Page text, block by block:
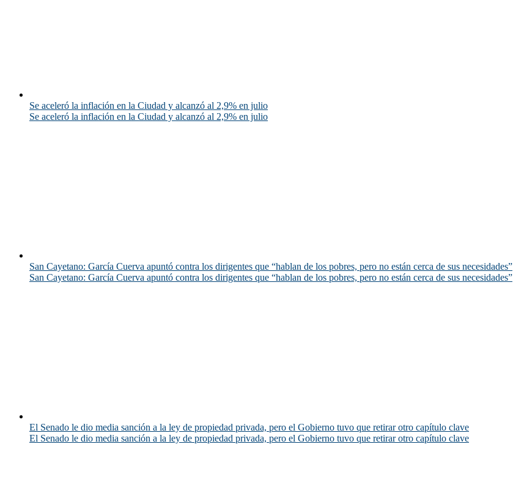
Se aceleró la inflación en la Ciudad y alcanzó al 2,9% en julio
Se aceleró la inflación en la Ciudad y alcanzó al 2,9% en julio
San Cayetano: García Cuerva apuntó contra los dirigentes que “hablan de los pobres, pero no están cerca de sus necesidades”
San Cayetano: García Cuerva apuntó contra los dirigentes que “hablan de los pobres, pero no están cerca de sus necesidades”
El Senado le dio media sanción a la ley de propiedad privada, pero el Gobierno tuvo que retirar otro capítulo clave
El Senado le dio media sanción a la ley de propiedad privada, pero el Gobierno tuvo que retirar otro capítulo clave